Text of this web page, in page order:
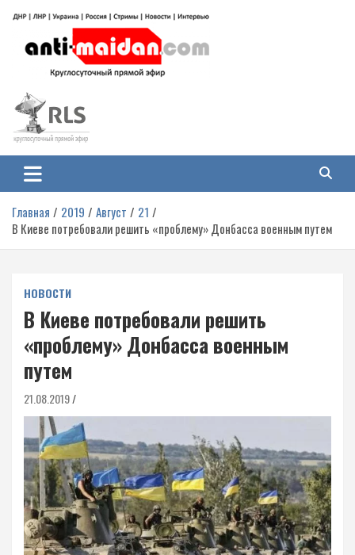
содержимому
Антимайдан: Гражданская война
на Украине
гражданской войне на Украине, включая события в Новороссии, ДНР,
ЛНР и других регионах.
Главная 2019 Август
21
В Киеве потребовали решить «проблему» Донбасса военным путем
НОВОСТИ
В Киеве потребовали решить
«проблему» Донбасса военным
путем
21.08.2019